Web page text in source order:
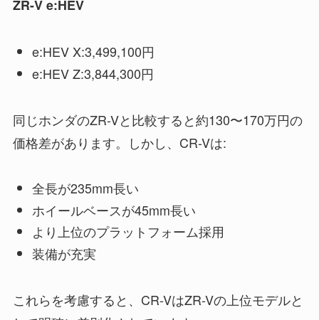
ZR-V e:HEV
e:HEV X:3,499,100円
e:HEV Z:3,844,300円
同じホンダのZR-Vと比較すると約130〜170万円の
価格差があります。しかし、CR-Vは:
全長が235mm長い
ホイールベースが45mm長い
より上位のプラットフォーム採用
装備が充実
これらを考慮すると、CR-VはZR-Vの上位モデルと